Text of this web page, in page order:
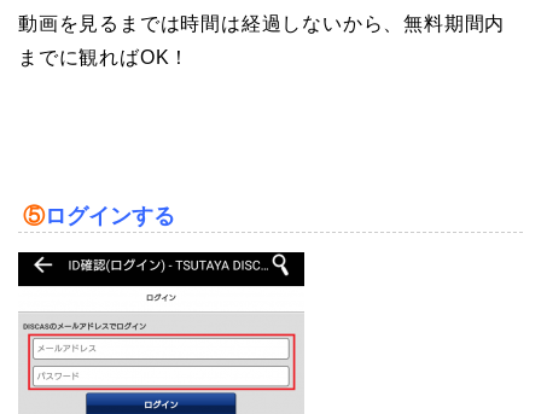
動画を見るまでは時間は経過しないから、無料期間内
までに観ればOK！
⑤ログインする